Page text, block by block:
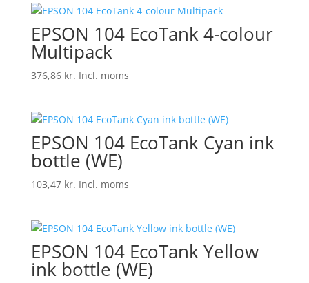
EPSON 104 EcoTank 4-colour
Multipack
376,86 kr. Incl. moms
EPSON 104 EcoTank Cyan ink
bottle (WE)
103,47 kr. Incl. moms
EPSON 104 EcoTank Yellow
ink bottle (WE)